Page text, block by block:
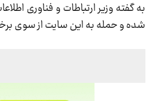
به گفته وزیر ارتباطات و فناوری
شده و حمله به این سایت از سوی